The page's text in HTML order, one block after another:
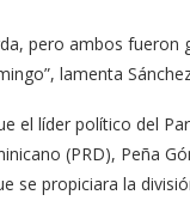
pero ambos fueron
lamenta
el líder político del
(PRD), Peña
se propiciara la